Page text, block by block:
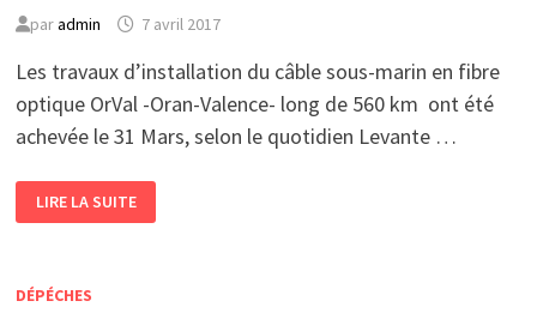
paradmin 7 avril 2017
Les travaux d’installation du câble sous-marin en fibre
optique OrVal -Oran-Valence- long de 560 km ont été
achevée le 31 Mars, selon le quotidien Levante …
SE
RAPPOCHE
LIRE LA SUITE
DÉPÉCHES